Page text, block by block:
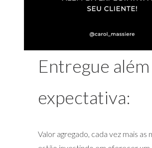
Entregue além
expectativa:
Valor agregado, cada vez mais as